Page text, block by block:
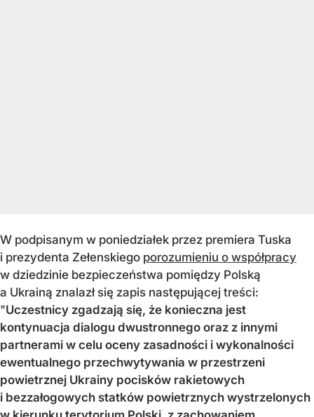
W podpisanym w poniedziałek przez premiera Tuska
i prezydenta Zełenskiego porozumieniu o współpracy
w dziedzinie bezpieczeństwa pomiędzy Polską
a Ukrainą znalazł się zapis następującej treści:
"Uczestnicy zgadzają się, że konieczna jest
kontynuacja dialogu dwustronnego oraz z innymi
partnerami w celu oceny zasadności i wykonalności
ewentualnego przechwytywania w przestrzeni
powietrznej Ukrainy pocisków rakietowych
i bezzałogowych statków powietrznych wystrzelonych